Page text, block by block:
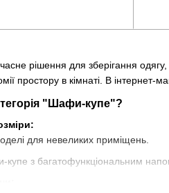
рішення для зберігання
простору в кімнаті. В інтернет-
"Шафи-купе"?
для невеликих приміщень.
купе з багатофункціональним